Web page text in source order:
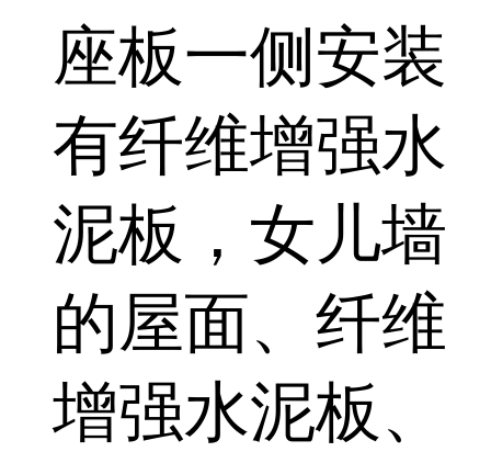
座板一侧安装
有纤维增强水
泥板，女儿墙
的屋面、纤维
增强水泥板、